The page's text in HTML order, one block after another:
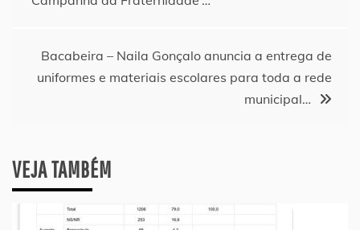
PostBacabeira – Naila Gonçalo anuncia a entrega de
uniformes e materiais escolares para toda a rede
municipal…
VEJA TAMBÉM